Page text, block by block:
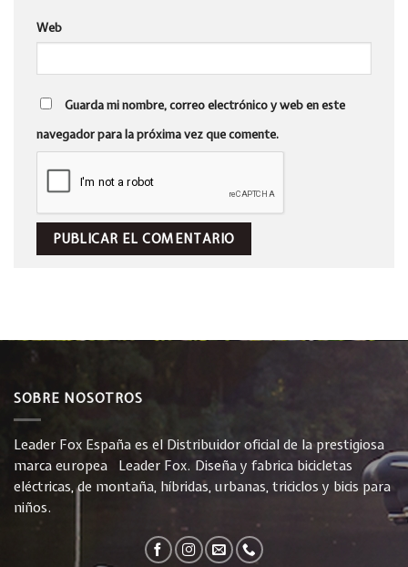
Web
Guarda mi nombre, correo electrónico y web en este
navegador para la próxima vez que comente.
SOBRE NOSOTROS
Leader Fox España es el Distribuidor oficial de la prestigiosa
marca europea Leader Fox. Diseña y fabrica bicicletas
eléctricas, de montaña, híbridas, urbanas, triciclos y bicis para
niños.